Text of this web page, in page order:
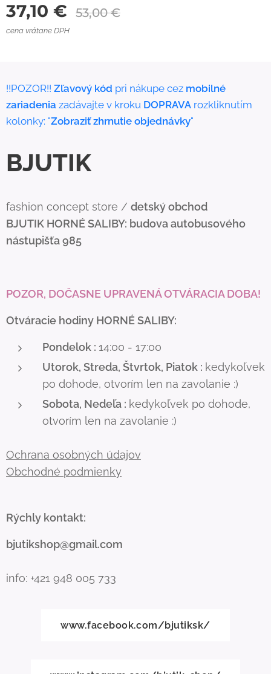
37,10 € 53,00€
cena vrátane DPH
!!POZOR!! Zľavový kód pri nákupe cez mobilné
zariadenia zadávajte v kroku DOPRAVA rozkliknutím
kolonky: "Zobraziť zhrnutie objednávky"
BJUTIK
fashion concept store / detský obchod
BJUTIK HORNÉ SALIBY: budova autobusového
nástupišťa 985
POZOR, DOČASNE UPRAVENÁ OTVÁRACIA DOBA!
Otváracie hodiny HORNÉ SALIBY:
Pondelok : 14:00 - 17:00
Utorok, Streda, Štvrtok, Piatok : kedykoľvek
po dohode, otvorím len na zavolanie :)
Sobota, Nedeľa : kedykoľvek po dohode,
otvorím len na zavolanie :)
Ochrana osobných údajov
Obchodné podmienky
Rýchly kontakt:
bjutikshop@gmail.com
info: +421 948 005 733
www.facebook.com/bjutiksk/